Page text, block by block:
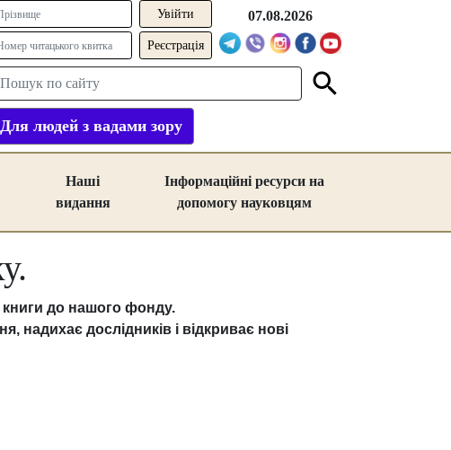
Реєстрація
07.08.2026
Для людей з вадами зору
Наші
видання
Інформаційні ресурси на
допомогу науковцям
книги до нашого фонду.
надихає дослідників і відкриває нові